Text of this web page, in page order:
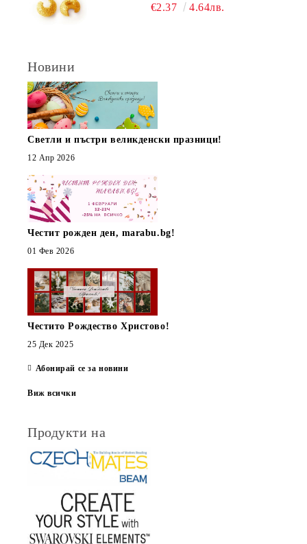
€2.37 4.64лв.
Новини
Светли и пъстри великденски празници!
12 Апр 2026
Честит рожден ден, marabu.bg!
01 Фев 2026
Честито Рождество Христово!
25 Дек 2025
Абонирай се за новини
Виж всички
Продукти на